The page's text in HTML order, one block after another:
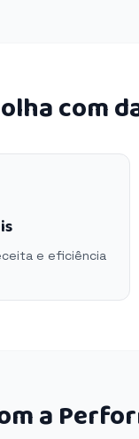
com
e eficiência
a